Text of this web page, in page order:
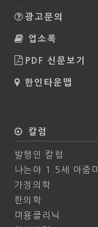
광고문의
업소록
PDF 신문보기
한인타운맵
칼럼
발행인 칼럼
나는야 1.5세 아줌
가정의학
한의학
미용클리닉